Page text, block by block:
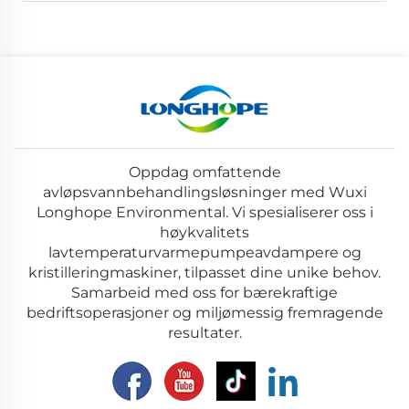
Oppdag omfattende
avløpsvannbehandlingsløsninger med Wuxi
Longhope Environmental. Vi spesialiserer oss i
høykvalitets
lavtemperaturvarmepumpeavdampere og
kristilleringmaskiner, tilpasset dine unike behov.
Samarbeid med oss for bærekraftige
bedriftsoperasjoner og miljømessig fremragende
resultater.